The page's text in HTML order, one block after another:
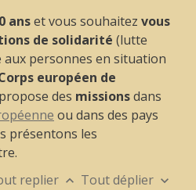
anset vous souhaitez vous
de solidarité (lutte
aux personnes en situation
européen de
des missionsdans
ou dans des pays
présentons les
replier keyboard_arrow_up Tout déplier keyboard_arrow_down